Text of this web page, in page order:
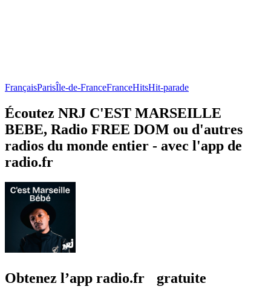
FrançaisParisÎle-de-FranceFranceHitsHit-parade
Écoutez NRJ C'EST MARSEILLE
BEBE, Radio FREE DOM ou d'autres
radios du monde entier - avec l'app de
radio.fr
Obtenez l’app radio.fr gratuite